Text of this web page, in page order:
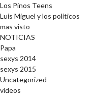
Los Pinos Teens
Luis Miguel y los políticos
mas visto
NOTICIAS
Papa
sexys 2014
sexys 2015
Uncategorized
videos